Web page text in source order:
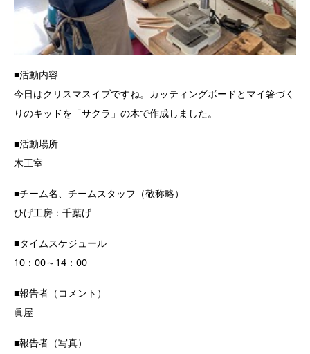
■活動内容
今日はクリスマスイブですね。カッティングボードとマイ箸づく
りのキッドを「サクラ」の木で作成しました。
■活動場所
木工室
■チーム名、チームスタッフ（敬称略）
ひげ工房：千葉げ
■タイムスケジュール
10：00～14：00
■報告者（コメント）
眞屋
■報告者（写真）